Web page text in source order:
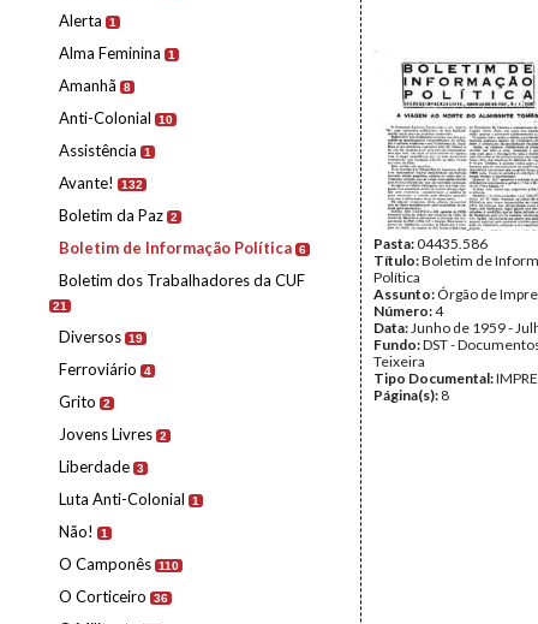
Alerta 1
Alma Feminina 1
Amanhã 8
Anti-Colonial 10
Assistência 1
Avante! 132
Boletim da Paz 2
Boletim de Informação Política 6
Boletim dos Trabalhadores da CUF
21
Diversos 19
Ferroviário 4
Grito 2
Jovens Livres 2
Liberdade 3
Luta Anti-Colonial 1
Não! 1
O Camponês 110
O Corticeiro 36
Pasta:04435.586
Título:Boletim de
Política
Assunto: Órgão de
Número:4
Data:Junho de 1959 -
Fundo:DST -
Teixeira
Tipo Documental:
Página(s): 8